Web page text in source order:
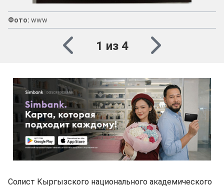
Фото: www
1 из 4
Солист Кыргызского национального академического